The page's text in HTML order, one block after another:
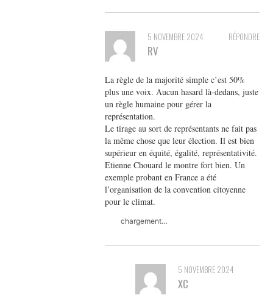
RÉPONDRE
5 NOVEMBRE 2024
RV
La règle de la majorité simple c’est 50%
plus une voix. Aucun hasard là-dedans, juste
un règle humaine pour gérer la
représentation.
Le tirage au sort de représentants ne fait pas
la même chose que leur élection. Il est bien
supérieur en équité, égalité, représentativité.
Etienne Chouard le montre fort bien. Un
exemple probant en France a été
l’organisation de la convention citoyenne
pour le climat.
chargement…
5 NOVEMBRE 2024
XC